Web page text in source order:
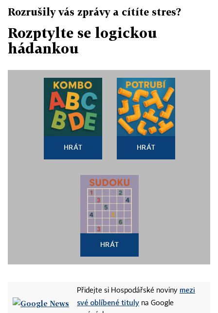
Rozrušily vás zprávy a cítíte stres?
Rozptylte se logickou
hádankou
HRÁT HRÁT
HRÁT
Přidejte si Hospodářské noviny mezi
své oblíbené tituly na Google